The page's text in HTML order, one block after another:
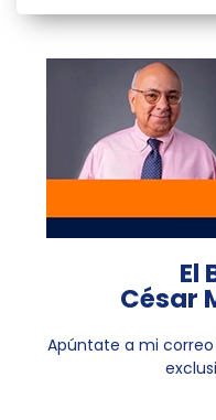
El
César
Apúntate a mi